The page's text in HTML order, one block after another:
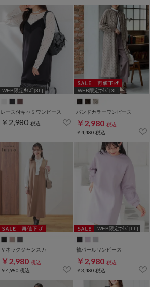
WEB限定ｻｲｽﾞ[3L]
レース付キャミワンピース
￥2,980 税込
WEB限定ｻｲｽﾞ[3L]
バンドカラーワンピース
￥2,980 税込
￥4,480税込
Ｖネックジャンスカ
￥2,980 税込
￥4,980税込
WEB限定ｻｲｽﾞ[LL]
袖パールワンピース
￥2,980 税込
￥3,480税込